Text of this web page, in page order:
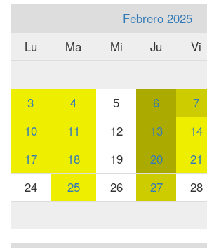
Febrero 2025
Lu
Ma Mi Ju Vi
3
4 5 6 7
10
11 12 13 14
17
18 19 20 21
24
25 26 27 28